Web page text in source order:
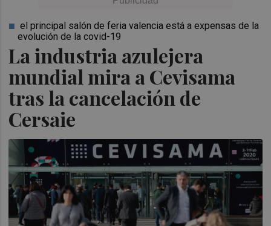
La industria azulejera
mundial mira a Cevisama
tras la cancelación de
Cersaie
el principal salón de feria valencia está a expensas de la
evolución de la covid-19